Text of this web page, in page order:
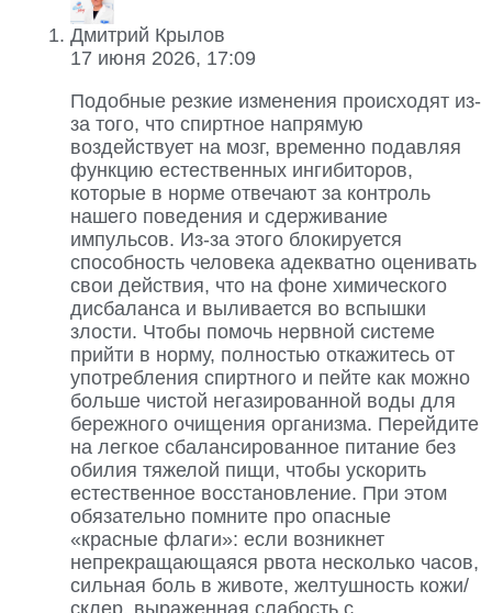
Дмитрий Крылов
17 июня 2026, 17:09
Подобные резкие изменения происходят из-
за того, что спиртное напрямую
воздействует на мозг, временно подавляя
функцию естественных ингибиторов,
которые в норме отвечают за контроль
нашего поведения и сдерживание
импульсов. Из-за этого блокируется
способность человека адекватно оценивать
свои действия, что на фоне химического
дисбаланса и выливается во вспышки
злости. Чтобы помочь нервной системе
прийти в норму, полностью откажитесь от
употребления спиртного и пейте как можно
больше чистой негазированной воды для
бережного очищения организма. Перейдите
на легкое сбалансированное питание без
обилия тяжелой пищи, чтобы ускорить
естественное восстановление. При этом
обязательно помните про опасные
«красные флаги»: если возникнет
непрекращающаяся рвота несколько часов,
сильная боль в животе, желтушность кожи/
склер, выраженная слабость с